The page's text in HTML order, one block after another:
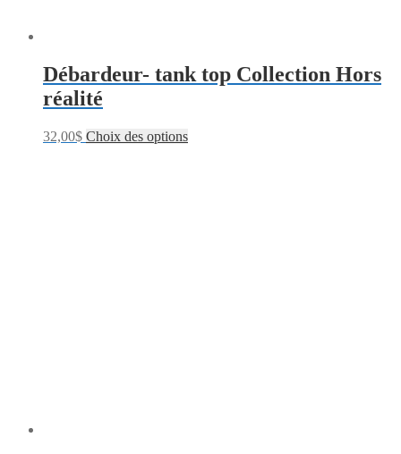
Débardeur- tank top Collection Hors
réalité
32,00$ Choix des options